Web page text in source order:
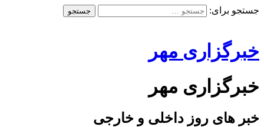
جستجو برای:
خبرگزاری مهر
خبرگزاری مهر
خبر های روز داخلی و خارجی